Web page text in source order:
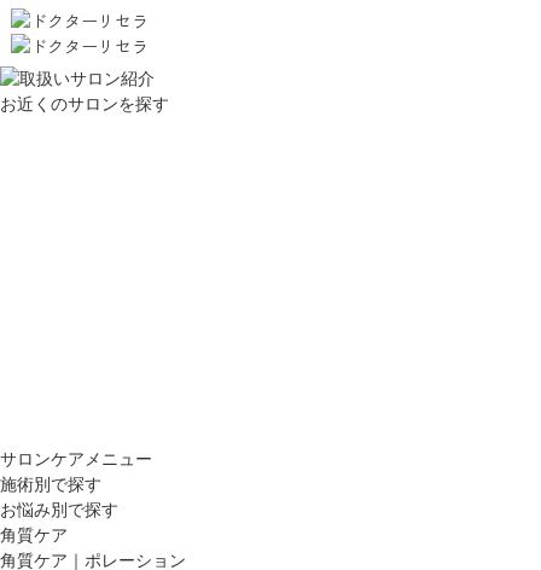
お近くのサロンを探す
サロンケアメニュー
施術別で探す
お悩み別で探す
角質ケア
角質ケア｜ポレーション